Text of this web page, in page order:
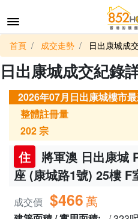
首頁 成交走勢 日出康城成
日出康城成交紀錄
2026年07月日出康城樓市
整體註冊量
202宗
住
將軍澳 日出康城
座 (康城路1號) 25樓 F
成交價 $466萬